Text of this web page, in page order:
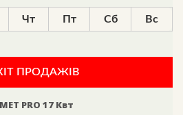
Чт Пт Сб Вс
ПРОДАЖІВ
PRO 17 Квт